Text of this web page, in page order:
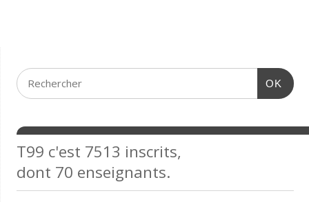
OK
T99 c'est 7513 inscrits,
dont 70 enseignants.